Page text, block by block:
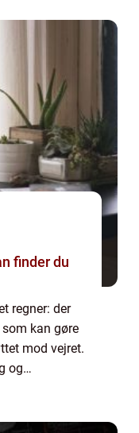
finder du
regner: der
kan gøre
mod vejret.
og